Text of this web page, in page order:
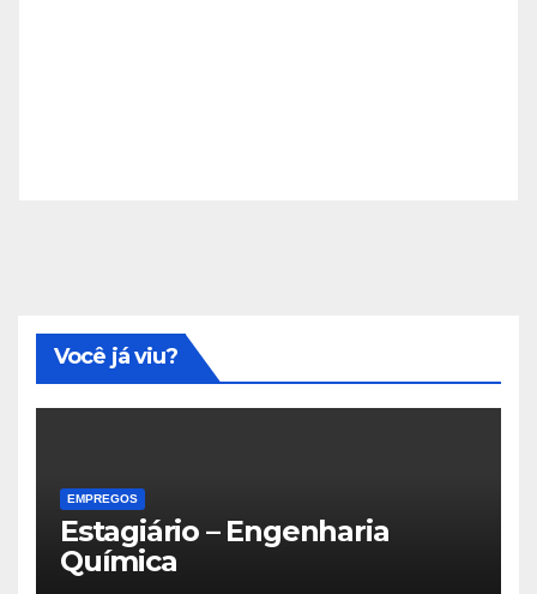
Você já viu?
EMPREGOS
Estagiário – Engenharia
Química